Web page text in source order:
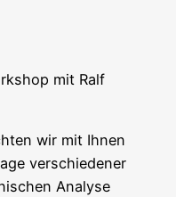
mit Ralf
wir mit Ihnen
ver­schie­de­ner
Ana­ly­se